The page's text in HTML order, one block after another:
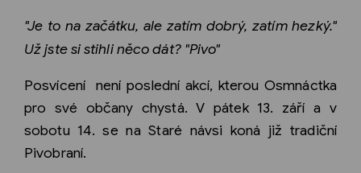
"Je to na začátku, ale zatím dobrý, zatím hezký."
Už jste si stihli něco dát? "Pivo"
Posvícení není poslední akcí, kterou Osmnáctka
pro své občany chystá. V pátek 13. září a v
sobotu 14. se na Staré návsi koná již tradiční
Pivobraní.